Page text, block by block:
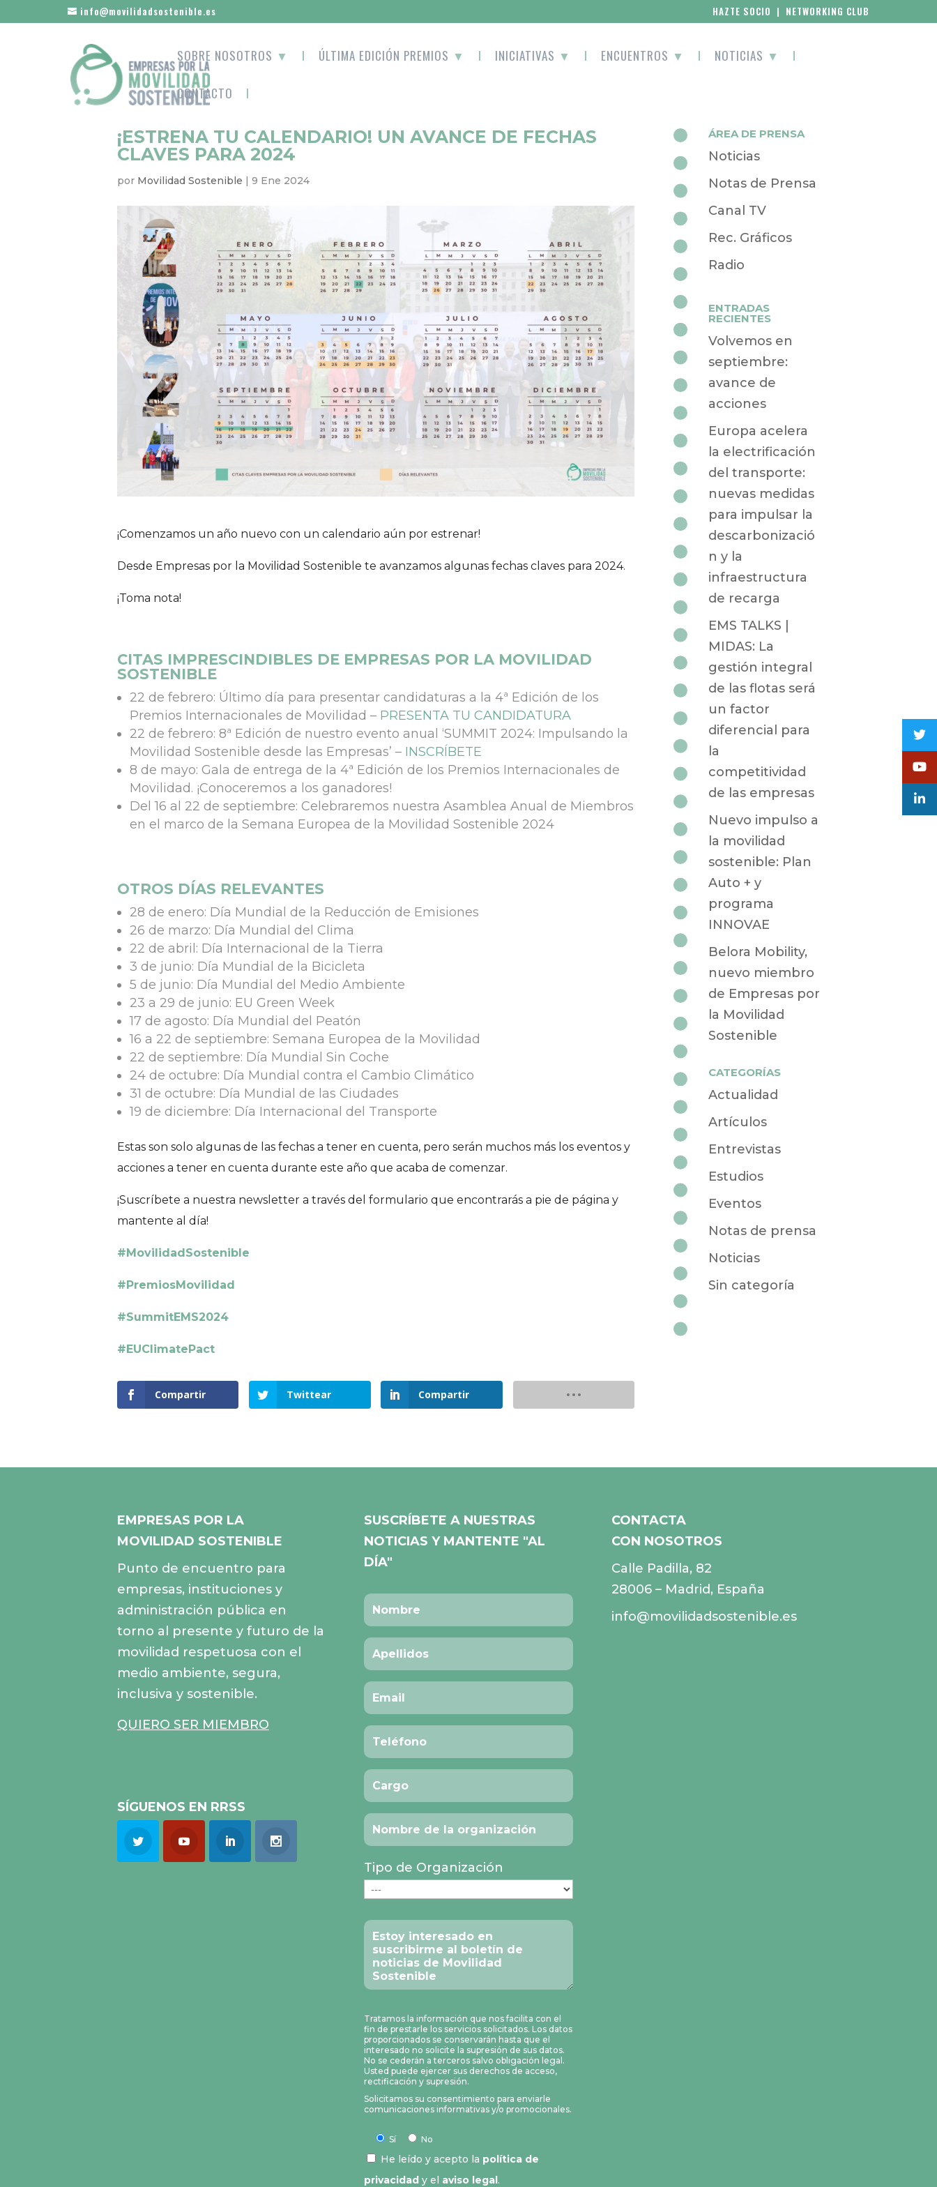
HAZTE SOCIO | NETWORKING CLUB
info@movilidadsostenible.es
SOBRE NOSOTROS ▼ ÚLTIMA EDICIÓN PREMIOS ▼ INICIATIVAS ▼ ENCUENTROS ▼ NOTICIAS ▼
CONTACTO
¡ESTRENA TU CALENDARIO! UN AVANCE DE FECHAS
CLAVES PARA 2024
por Movilidad Sostenible | 9 Ene 2024
¡Comenzamos un año nuevo con un calendario aún por estrenar!
Desde Empresas por la Movilidad Sostenible te avanzamos algunas fechas claves para 2024.
¡Toma nota!
CITAS IMPRESCINDIBLES DE EMPRESAS POR LA MOVILIDAD
SOSTENIBLE
22 de febrero: Último día para presentar candidaturas a la 4ª Edición de los
Premios Internacionales de Movilidad – PRESENTA TU CANDIDATURA
22 de febrero: 8ª Edición de nuestro evento anual ‘SUMMIT 2024: Impulsando la
Movilidad Sostenible desde las Empresas’ – INSCRÍBETE
8 de mayo: Gala de entrega de la 4ª Edición de los Premios Internacionales de
Movilidad. ¡Conoceremos a los ganadores!
Del 16 al 22 de septiembre: Celebraremos nuestra Asamblea Anual de Miembros
en el marco de la Semana Europea de la Movilidad Sostenible 2024
OTROS DÍAS RELEVANTES
28 de enero: Día Mundial de la Reducción de Emisiones
26 de marzo: Día Mundial del Clima
22 de abril: Día Internacional de la Tierra
3 de junio: Día Mundial de la Bicicleta
5 de junio: Día Mundial del Medio Ambiente
23 a 29 de junio: EU Green Week
17 de agosto: Día Mundial del Peatón
16 a 22 de septiembre: Semana Europea de la Movilidad
22 de septiembre: Día Mundial Sin Coche
24 de octubre: Día Mundial contra el Cambio Climático
31 de octubre: Día Mundial de las Ciudades
19 de diciembre: Día Internacional del Transporte
Estas son solo algunas de las fechas a tener en cuenta, pero serán muchos más los eventos y
acciones a tener en cuenta durante este año que acaba de comenzar.
¡Suscríbete a nuestra newsletter a través del formulario que encontrarás a pie de página y
mantente al día!
#MovilidadSostenible
#PremiosMovilidad
#SummitEMS2024
#EUClimatePact
Compartir Twittear Compartir
ÁREA DE PRENSA
Noticias
Notas de Prensa
Canal TV
Rec. Gráficos
Radio
ENTRADAS
RECIENTES
Volvemos en
septiembre:
avance de
acciones
Europa acelera
la electrificación
del transporte:
nuevas medidas
para impulsar la
descarbonizació
n y la
infraestructura
de recarga
EMS TALKS |
MIDAS: La
gestión integral
de las flotas será
un factor
diferencial para
la
competitividad
de las empresas
Nuevo impulso a
la movilidad
sostenible: Plan
Auto + y
programa
INNOVAE
Belora Mobility,
nuevo miembro
de Empresas por
la Movilidad
Sostenible
CATEGORÍAS
Actualidad
Artículos
Entrevistas
Estudios
Eventos
Notas de prensa
Noticias
Sin categoría
EMPRESAS POR LA
MOVILIDAD SOSTENIBLE
Punto de encuentro para
empresas, instituciones y
administración pública en
torno al presente y futuro de la
movilidad respetuosa con el
medio ambiente, segura,
inclusiva y sostenible.
QUIERO SER MIEMBRO
SÍGUENOS EN RRSS
SUSCRÍBETE A NUESTRAS
NOTICIAS Y MANTENTE "AL
DÍA"
Tipo de Organización
Tratamos la información que nos facilita con el
fin de prestarle los servicios solicitados. Los datos
proporcionados se conservarán hasta que el
interesado no solicite la supresión de sus datos.
No se cederán a terceros salvo obligación legal.
Usted puede ejercer sus derechos de acceso,
rectificación y supresión.
Solicitamos su consentimiento para enviarle
comunicaciones informativas y/o promocionales.
Sí No
He leído y acepto la política de
privacidad y el aviso legal.
CONTACTA
CON NOSOTROS
Calle Padilla, 82
28006 – Madrid, España
info@movilidadsostenible.es